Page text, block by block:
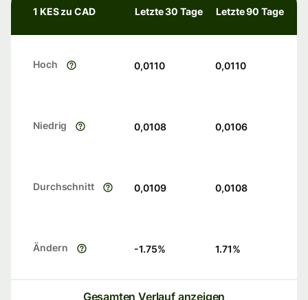
1 KES zu CAD Letzte 30 Tage Letzte 90 Tage
Hoch 0,0110 0,0110
Niedrig 0,0108 0,0106
Durchschnitt 0,0109 0,0108
Ändern -1.75% 1.71%
Gesamten Verlauf anzeigen